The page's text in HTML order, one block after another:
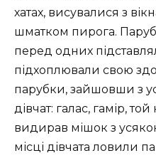
хатах, висувалися з
шматком пирога.
перед одних
підхоплювали свою
парубки, зайшовши з
дівчат: галас, гамір,
видирав мішок з
місці дівчата ловили